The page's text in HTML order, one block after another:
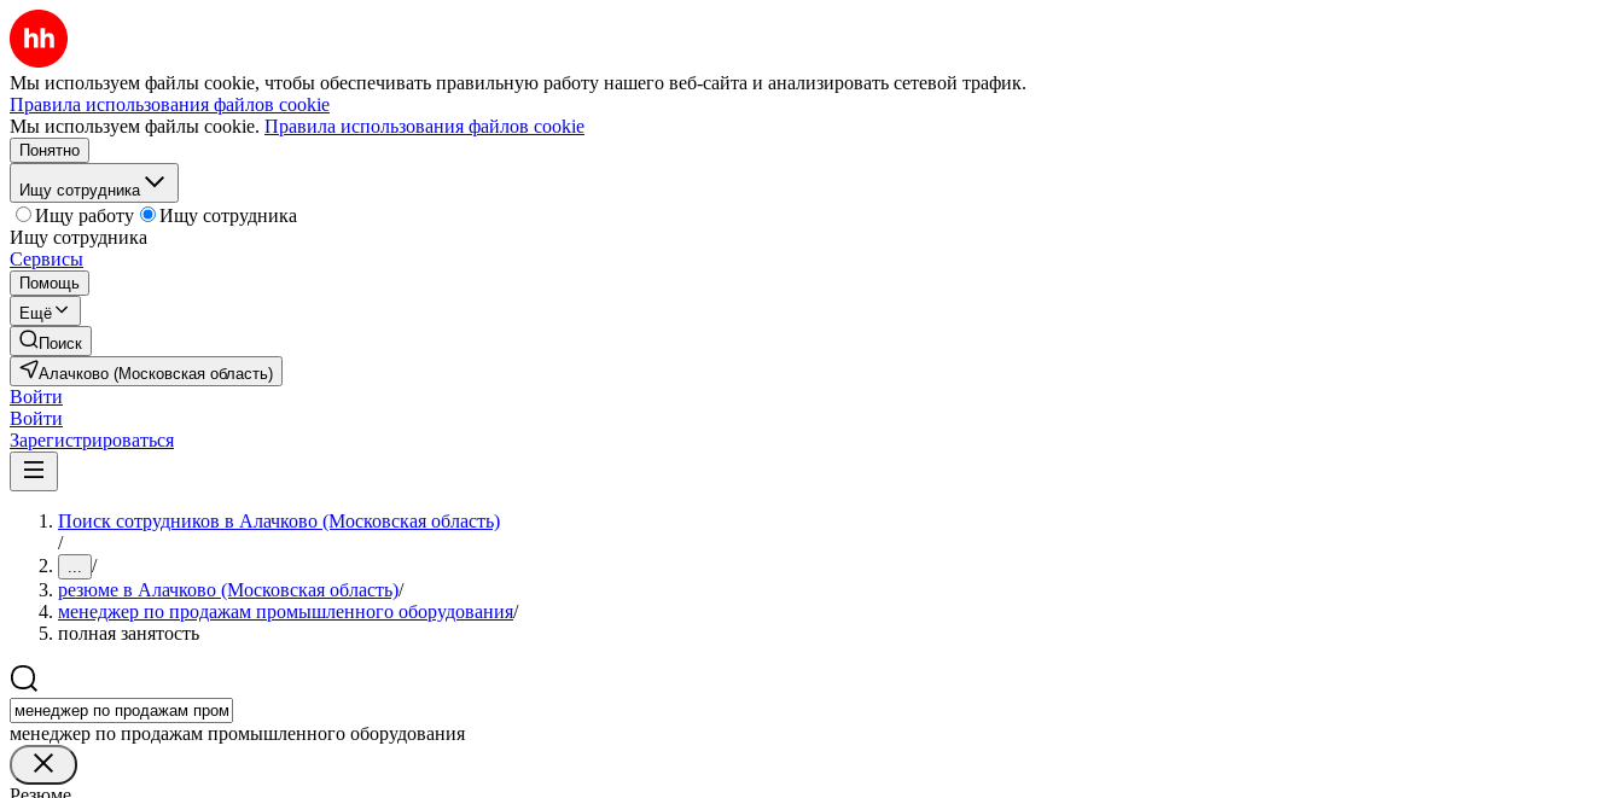
Мы используем файлы cookie, чтобы обеспечивать правильную работу нашего веб-сайта и анализировать сетевой трафик.
Правила использования файлов cookie
Мы используем файлы cookie. Правила использования файлов cookie
Понятно
Ищу сотрудника
Ищу работу
Ищу сотрудника
Ищу сотрудника
Сервисы
Помощь
Ещё
Поиск
Алачково (Московская область)
Войти
Войти
Зарегистрироваться
Поиск сотрудников в Алачково (Московская область)
/
... /
резюме в Алачково (Московская область)/
менеджер по продажам промышленного оборудования/
полная занятость
менеджер по продажам промышленного оборудования